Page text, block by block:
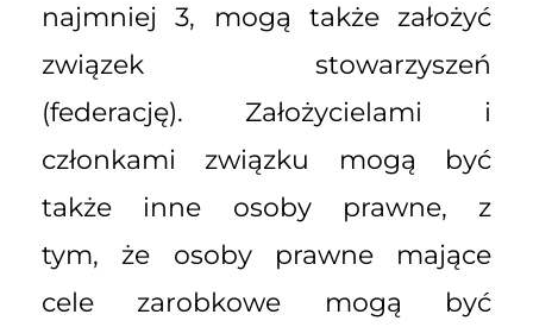
najmniej 3, mogą także założyć
związek stowarzyszeń
(federację). Założycielami i
członkami związku mogą być
także inne osoby prawne, z
tym, że osoby prawne mające
cele zarobkowe mogą być